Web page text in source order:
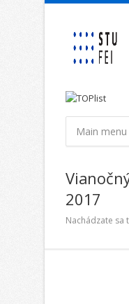
Skočiť na hlavný obsah
2017
Nachádzate sa